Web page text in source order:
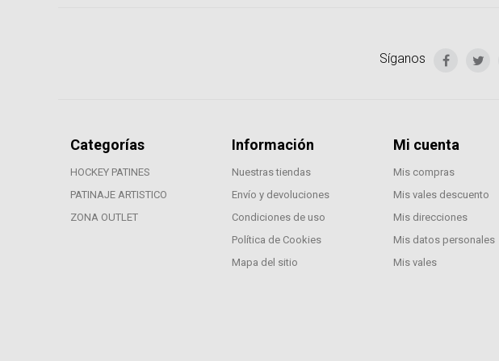
Síganos
Categorías
HOCKEY PATINES
PATINAJE ARTISTICO
ZONA OUTLET
Información
Nuestras tiendas
Envío y devoluciones
Condiciones de uso
Política de Cookies
Mapa del sitio
Mi cuenta
Mis compras
Mis vales descuento
Mis direcciones
Mis datos personales
Mis vales